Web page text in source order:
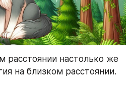
расстоянии настолько же
на близком расстоянии.